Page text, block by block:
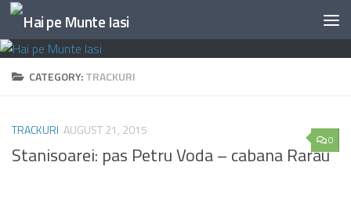
Skip to content
CATEGORY:TRACKURI
0
TRACKURI AUGUST 21, 2015
Stanisoarei: pas Petru Voda – cabana Rarau